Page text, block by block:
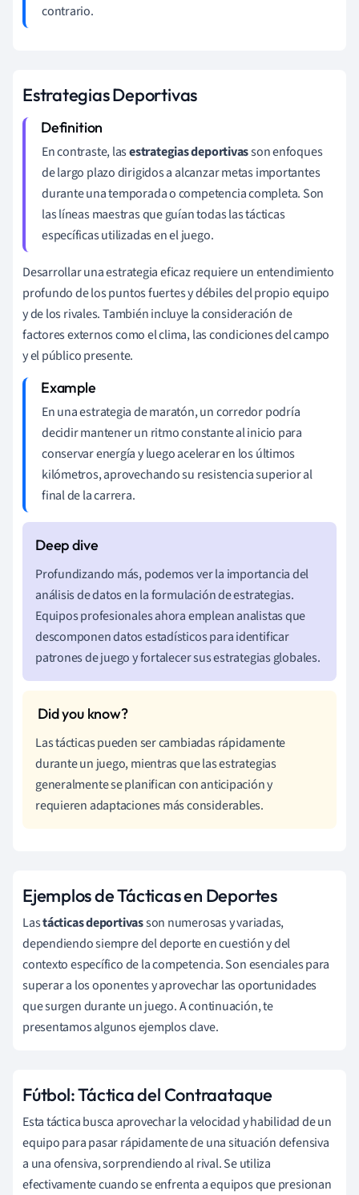
contrario.
Estrategias Deportivas
En contraste, lasestrategias deportivasson enfoques
de largo plazo dirigidos a alcanzar metas importantes
durante una temporada o competencia completa. Son
las líneas maestras que guían todas las tácticas
específicas utilizadas en el juego.
Desarrollar una estrategia eficaz requiere un entendimiento
profundo de los puntos fuertes y débiles del propio equipo
y de los rivales. También incluye la consideración de
factores externos como el clima, las condiciones del campo
y el público presente.
En una estrategia de maratón, un corredor podría
decidir mantener un ritmo constante al inicio para
conservar energía y luego acelerar en los últimos
kilómetros, aprovechando su resistencia superior al
final de la carrera.
Profundizando más, podemos ver la importancia del
análisis de datos en la formulación de estrategias.
Equipos profesionales ahora emplean analistas que
descomponen datos estadísticos para identificar
patrones de juego y fortalecer sus estrategias globales.
Las tácticas pueden ser cambiadas rápidamente
durante un juego, mientras que las estrategias
generalmente se planifican con anticipación y
requieren adaptaciones más considerables.
Ejemplos de Tácticas en Deportes
Lastácticas deportivasson numerosas y variadas,
dependiendo siempre del deporte en cuestión y del
contexto específico de la competencia. Son esenciales para
superar a los oponentes y aprovechar las oportunidades
que surgen durante un juego. A continuación, te
presentamos algunos ejemplos clave.
Fútbol: Táctica del Contraataque
Esta táctica busca aprovechar la velocidad y habilidad de un
equipo para pasar rápidamente de una situación defensiva
a una ofensiva, sorprendiendo al rival. Se utiliza
efectivamente cuando se enfrenta a equipos que presionan